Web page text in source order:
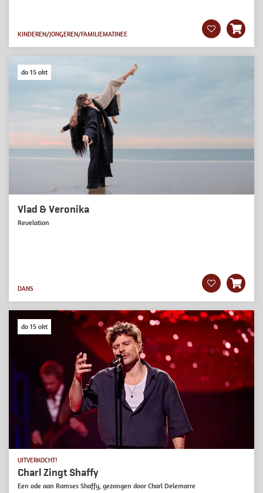
KINDEREN/JONGEREN/FAMILIEMATINEE
Vlad & Veronika
Revelation
do 15 okt
DANS
Charl Zingt Shaffy
Een ode aan Ramses Shaffy, gezongen door Charl Delemarre
UITVERKOCHT!
do 15 okt